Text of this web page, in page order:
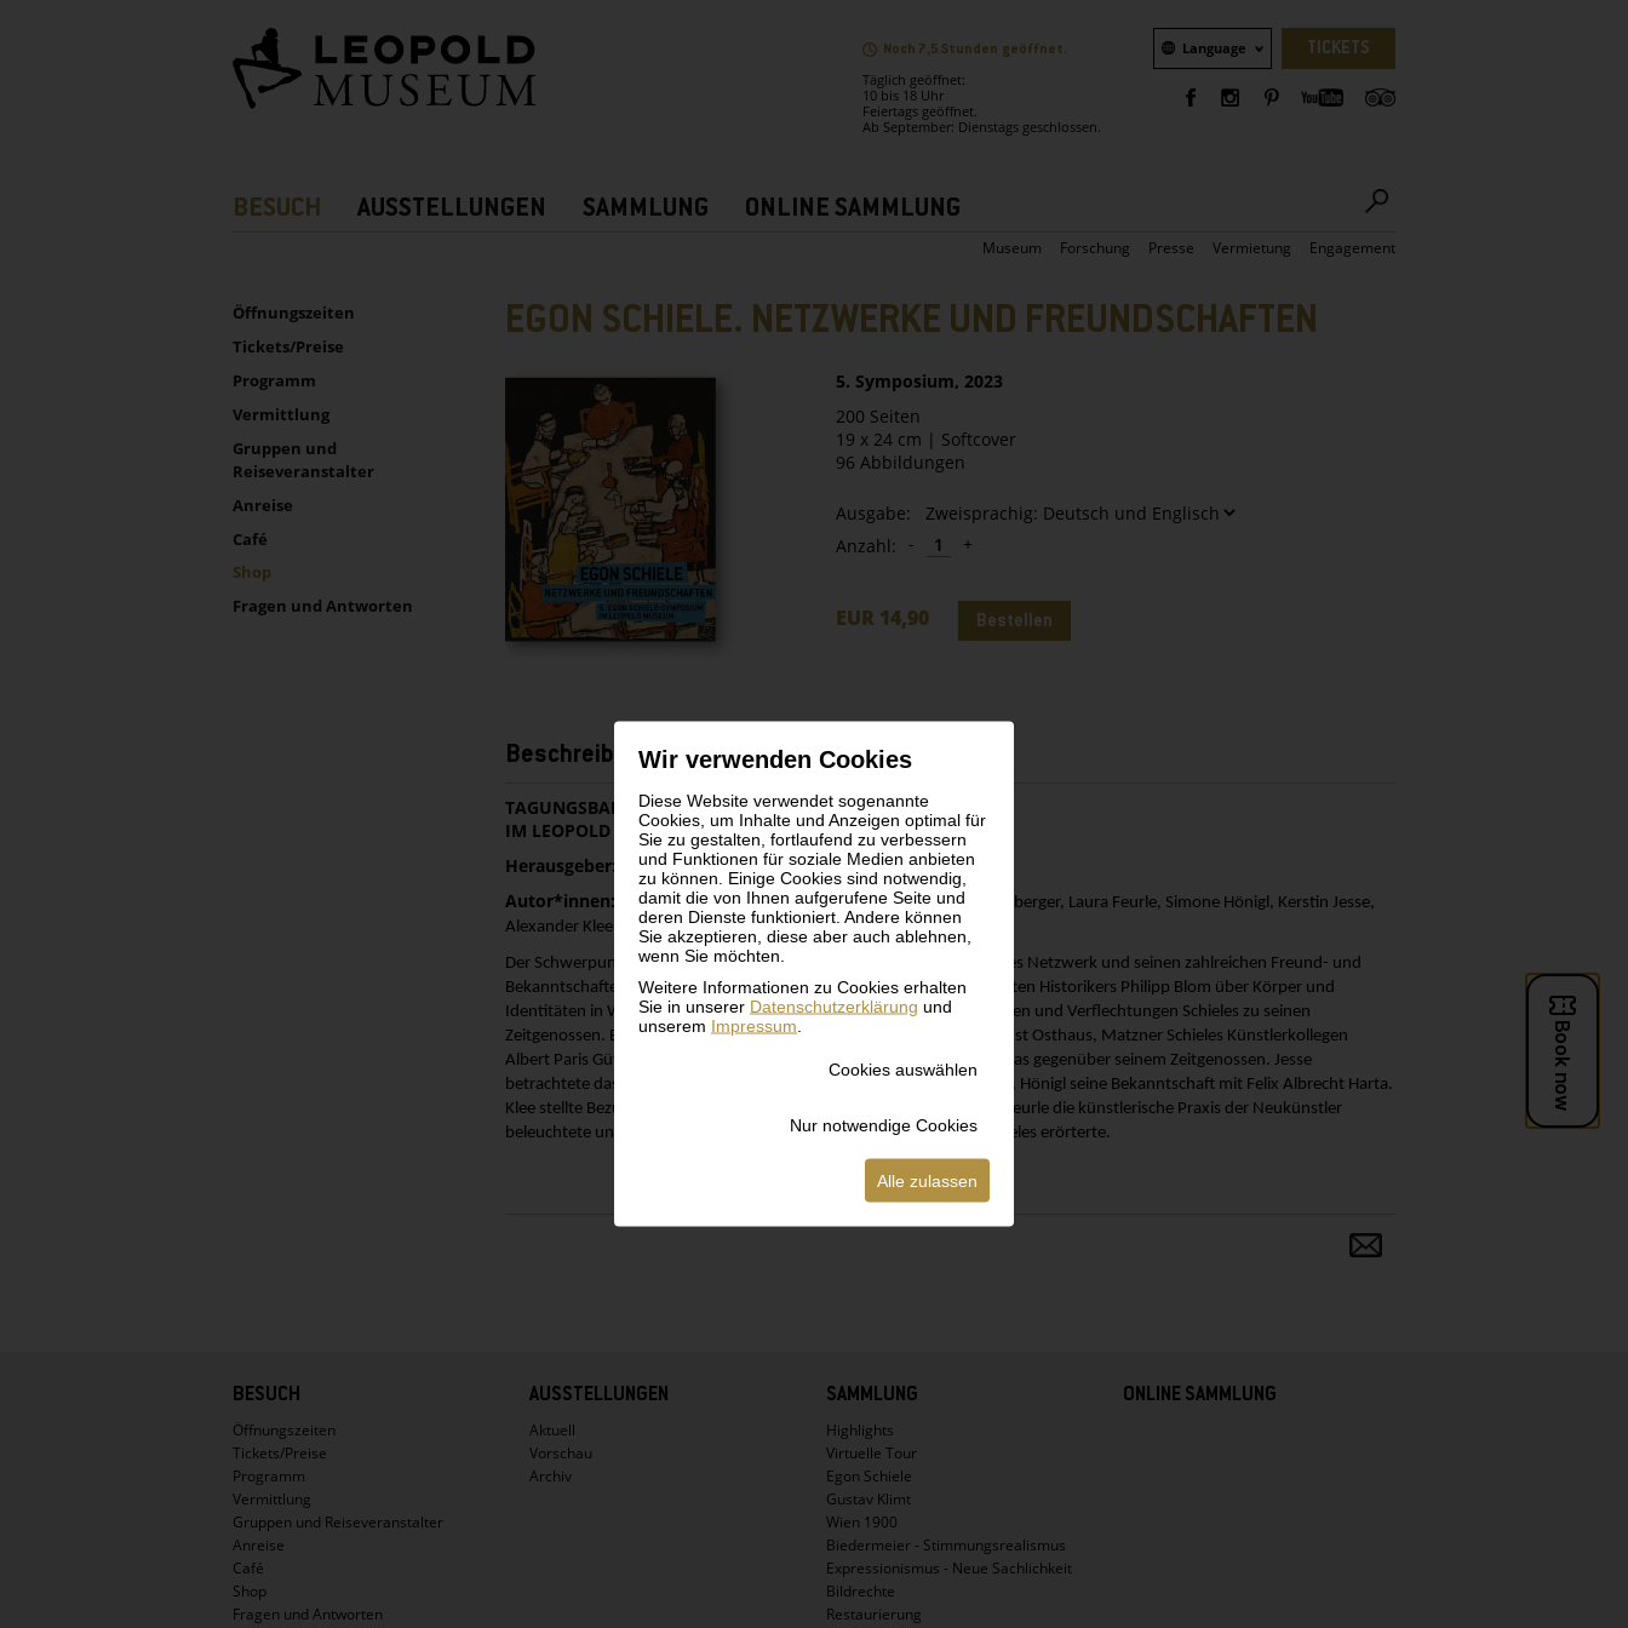
Wir verwenden Cookies
Diese Website verwendet sogenannte
Cookies, um Inhalte und Anzeigen optimal für
Sie zu gestalten, fortlaufend zu verbessern
und Funktionen für soziale Medien anbieten
zu können. Einige Cookies sind notwendig,
damit die von Ihnen aufgerufene Seite und
deren Dienste funktioniert. Andere können
Sie akzeptieren, diese aber auch ablehnen,
wenn Sie möchten.
Weitere Informationen zu Cookies erhalten
Sie in unserer Datenschutzerklärung und
unserem Impressum
Cookies auswählen
Nur notwendige Cookies
Alle zulassen
Noch 7,5 Stunden geöffnet.
Täglich geöffnet:
10 bis 18 Uhr
Feiertags geöffnet.
Ab September: Dienstags geschlossen.
Sprachauswahl
Language TICKETS
Hauptnavigation
BESUCH AUSSTELLUNGEN SAMMLUNG ONLINE SAMMLUNG
Museum Forschung Presse Vermietung Engagement
Sidebar
UNTERNAVIGATION
Öffnungszeiten
Tickets/Preise
Programm
Vermittlung
Gruppen und
Reiseveranstalter
Anreise
Café
Shop
Fragen und Antworten
EGON SCHIELE. NETZWERKE UND FREUNDSCHAFTEN
5. Symposium, 2023
200 Seiten
19 x 24 cm | Softcover
96 Abbildungen
Ausgabe:
Anzahl:
- +
EUR 14,90 Bestellen
Beschreibung
TAGUNGSBAND ZUM 5. EGON SCHIELESYMPOSIUM
IM LEOPOLD MUSEUM, 2023
Herausgeber:
Kerstin Jesse und Hans-Peter Wipplinger
Autor*innen:
Philipp Blom, Régine Bonnefoit, Tobias Burg, Ulrike Emberger, Laura Feurle, Simone Hönigl, Kerstin Jesse,
Alexander Klee, Hans-Peter Wipplinger
Der Schwerpunkt des 5. Egon Schiele-Symposiums lag auf Egon Schieles Netzwerk und seinen zahlreichen Freund- und
Bekanntschaften. Die Publikation umfasst die Keynote des renommierten Historikers Philipp Blom über Körper und
Identitäten in Wien um 1900 sowie weitere Beiträge zu den Beziehungen und Verflechtungen Schieles zu seinen
Zeitgenossen. Burg widmete sich dem frühen Schiele-Sammler Karl Ernst Osthaus, Matzner Schieles Künstlerkollegen
Albert Paris Gütersloh und Bonnefoit der Vorbehalten Oskar Kokoschkas gegenüber seinem Zeitgenossen. Jesse
betrachtete das fruchtbare Aufeinandertreffen mit Max Oppenheimer, Hönigl seine Bekanntschaft mit Felix Albrecht Harta.
Klee stellte Bezüge zu Adolf Hölzel und Alexander Koch her, während Feurle die künstlerische Praxis der Neukünstler
beleuchtete und Emberger Denkmalschutzfragen rund um Werke Schieles erörterte.
BESUCH
Öffnungszeiten
Tickets/Preise
Programm
Vermittlung
Gruppen und Reiseveranstalter
Anreise
Café
Shop
Fragen und Antworten
AUSSTELLUNGEN
Aktuell
Vorschau
Archiv
SAMMLUNG
Highlights
Virtuelle Tour
Egon Schiele
Gustav Klimt
Wien 1900
Biedermeier - Stimmungsrealismus
Expressionismus - Neue Sachlichkeit
Bildrechte
Restaurierung
ONLINE SAMMLUNG